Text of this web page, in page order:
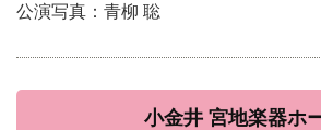
公演写真：青柳 聡
小金井 宮地楽器ホ